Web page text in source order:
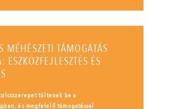
MÉHÉSZETI TÁMOGATÁS
ESZKÖZFEJLESZTÉS ÉS
töltenek be a
és megfelelő támogatással